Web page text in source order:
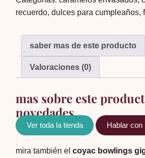
fruna
cantidad
recuerdo,dulces para cumpleaños,
saber mas de este producto
Valoraciones (0)
mas sobre este
novedades
Ver toda la tienda Hablar con
mira también elcoyac bowlings